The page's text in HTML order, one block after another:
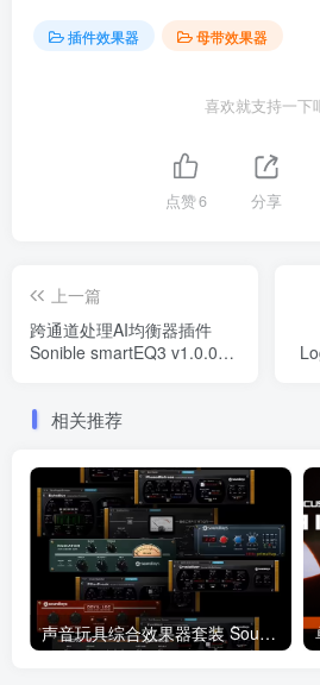
插件效果器 母带效果器
喜欢就支持一下
点赞6 分享
上一篇
跨通道处理AI均衡器插件
Sonible smartEQ3 v1.0.0
相关推荐
声音玩具综合效果器套装 SoundToys v5.0.1 VST WIN